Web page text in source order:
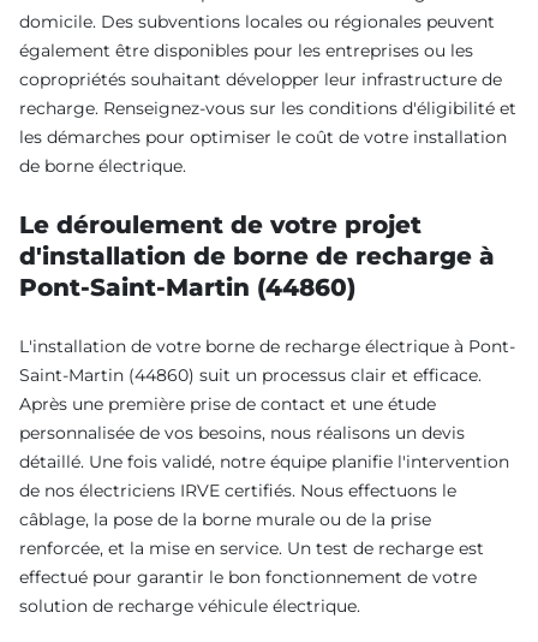
domicile. Des subventions locales ou régionales peuvent
également être disponibles pour les entreprises ou les
copropriétés souhaitant développer leur infrastructure de
recharge. Renseignez-vous sur les conditions d'éligibilité et
les démarches pour optimiser le coût de votre installation
de borne électrique.
Le déroulement de votre projet
d'installation de borne de recharge à
Pont-Saint-Martin (44860)
L'installation de votre borne de recharge électrique à Pont-
Saint-Martin (44860) suit un processus clair et efficace.
Après une première prise de contact et une étude
personnalisée de vos besoins, nous réalisons un devis
détaillé. Une fois validé, notre équipe planifie l'intervention
de nos électriciens IRVE certifiés. Nous effectuons le
câblage, la pose de la borne murale ou de la prise
renforcée, et la mise en service. Un test de recharge est
effectué pour garantir le bon fonctionnement de votre
solution de recharge véhicule électrique.